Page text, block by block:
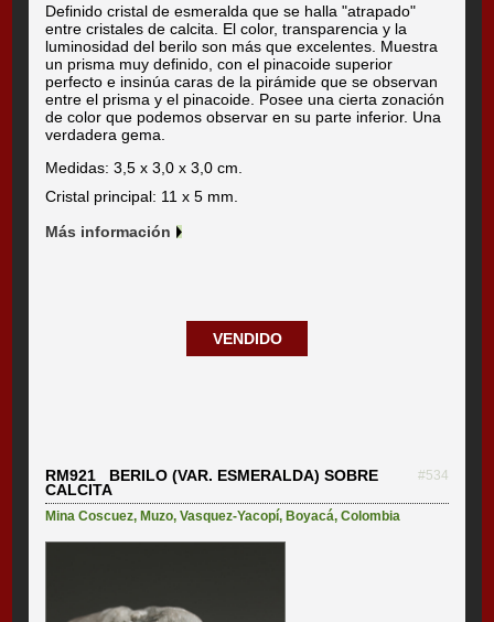
Definido cristal de esmeralda que se halla "atrapado"
entre cristales de calcita. El color, transparencia y la
luminosidad del berilo son más que excelentes. Muestra
un prisma muy definido, con el pinacoide superior
perfecto e insinúa caras de la pirámide que se observan
entre el prisma y el pinacoide. Posee una cierta zonación
de color que podemos observar en su parte inferior. Una
verdadera gema.
Medidas: 3,5 x 3,0 x 3,0 cm.
Cristal principal: 11 x 5 mm.
Más información
VENDIDO
RM921 BERILO (VAR. ESMERALDA) SOBRE
CALCITA
#534
Mina Coscuez,Muzo,Vasquez-Yacopí,Boyacá,Colombia